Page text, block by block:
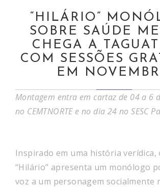
“HILÁRIO”
SOBRE SAÚDE
CHEGA A
COM SESSÕES
EM
Montagem entra em cartaz de 04 a 6
no CEMTNORTE e no dia 24 no SESC
Inspirado em uma história verídica,
“Hilário” apresenta um monólogo
voz a um personagem socialmente